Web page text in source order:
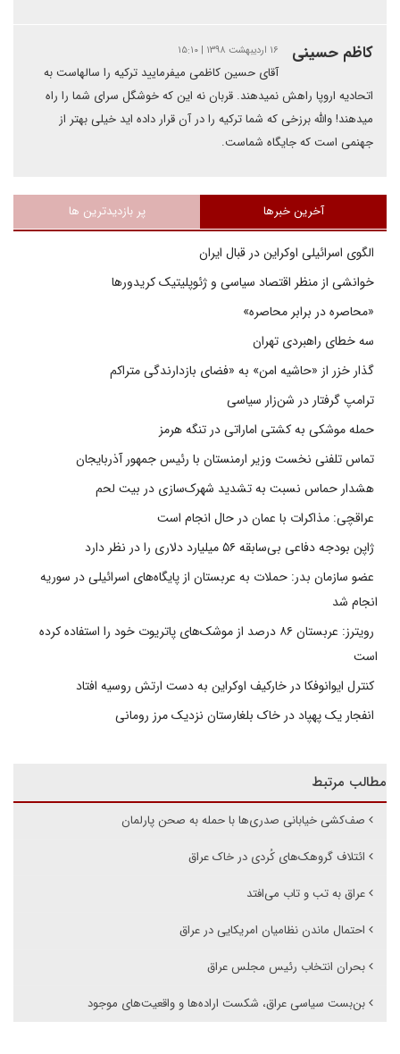
کاظم حسینی ۱۶ اردیبهشت ۱۳۹۸ | ۱۵:۱۰
آقای حسین کاظمی میفرمایید ترکیه را سالهاست به
اتحادیه اروپا راهش نمیدهند. قربان نه این که خوشگل سرای شما را راه
میدهند! والله برزخی که شما ترکیه را در آن قرار داده اید خیلی بهتر از
جهنمی است که جایگاه شماست.
آخرین خبرها پر بازدیدترین ها
الگوی اسرائیلی اوکراین در قبال ایران
خوانشی از منظر اقتصاد سیاسی و ژئوپلیتیک کریدورها
«محاصره در برابر محاصره»
سه خطای راهبردی تهران
گذار خزر از «حاشیه امن» به «فضای بازدارندگی متراکم
ترامپ گرفتار در شن‌زار سیاسی
حمله موشکی به کشتی اماراتی در تنگه هرمز
تماس تلفنی نخست وزیر ارمنستان با رئیس جمهور آذربایجان
هشدار حماس نسبت به تشدید شهرک‌سازی در بیت‌ لحم
عراقچی: مذاکرات با عمان در حال انجام است
ژاپن بودجه دفاعی بی‌سابقه ۵۶ میلیارد دلاری را در نظر دارد
عضو سازمان بدر: حملات به عربستان از پایگاه‌های اسرائیلی در سوریه
انجام شد
رویترز: عربستان ۸۶ درصد از موشک‌های پاتریوت خود را استفاده کرده
است
کنترل ایوانوفکا در خارکیف اوکراین به دست ارتش روسیه افتاد
انفجار یک پهپاد در خاک بلغارستان نزدیک مرز رومانی
مطالب مرتبط
صف‌کشی خیابانی صدری‌ها با حمله به صحن پارلمان
ائتلاف گروهک‌های کُردی در خاک عراق
عراق به تب و تاب می‌افتد
احتمال ماندن نظامیان امریکایی در عراق
بحران انتخاب رئیس مجلس عراق
بن‌بست سیاسی عراق، شکست اراده‌ها و واقعیت‌های موجود